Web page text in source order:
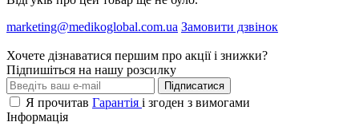
marketing@medikoglobal.com.ua Замовити дзвінок
Хочете дізнаватися першим про акції і знижки?
Підпишіться на нашу розсилку
Підписатися
Я прочитав Гарантія і згоден з вимогами
Інформація